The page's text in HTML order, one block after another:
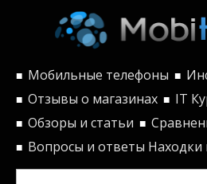
■ Мобильные телефоны ■
■ Отзывы о магазинах ■ IT
■ Обзоры и статьи ■
■ Вопросы и ответы Находки